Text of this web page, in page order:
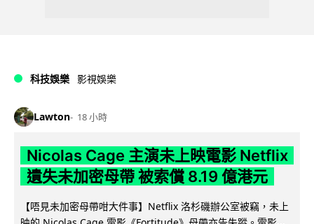
科技娛樂 影視娛樂
Lawton 18 小時
Nicolas Cage 主演未上映電影 Netflix
遺失未加密母帶 被索償 8.19 億港元
【唔見未加密母帶咁大件事】Netflix 洛杉磯辦公室被竊，未上